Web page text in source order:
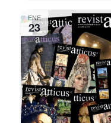
ENE
23